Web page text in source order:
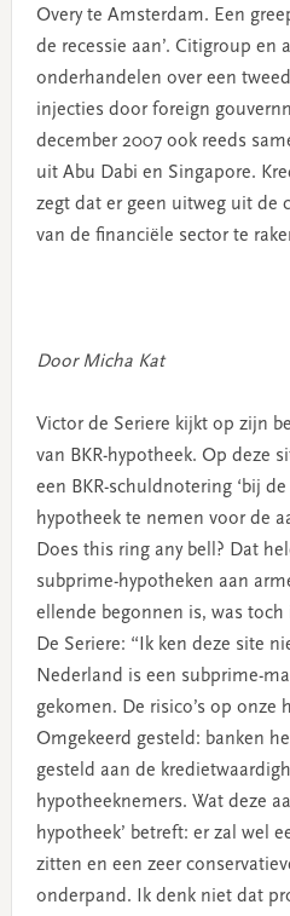
Overy te Amsterdam. Een
de recessie aan’. Citigroup en
onderhandelen over een
injecties door foreign
december 2007 ook reeds
uit Abu Dabi en Singapore.
zegt dat er geen uitweg uit de
van de financiële sector te
Door Micha Kat
Victor de Seriere kijkt op zijn
van BKR-hypotheek. Op deze
een BKR-schuldnotering ‘bij
hypotheek te nemen voor de
Does this ring any bell? Dat
subprime-hypotheken aan
ellende begonnen is, was toch
De Seriere: “Ik ken deze site
Nederland is een subprime-
gekomen. De risico’s op onze
Omgekeerd gesteld: banken
gesteld aan de
hypotheeknemers. Wat deze
hypotheek’ betreft: er zal wel
zitten en een zeer
onderpand. Ik denk niet dat